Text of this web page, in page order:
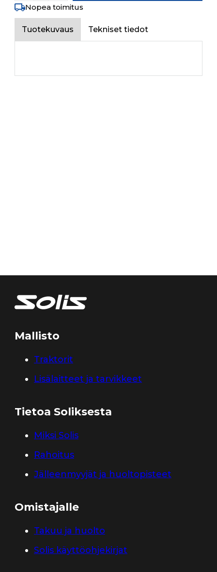
Nopea toimitus
Tuotekuvaus Tekniset tiedot
Mallisto
Traktorit
Lisälaitteet ja tarvikkeet
Tietoa Soliksesta
Miksi Solis
Rahoitus
Jälleenmyyjät ja huoltopisteet
Omistajalle
Takuu ja huolto
Solis käyttöohjekirjat